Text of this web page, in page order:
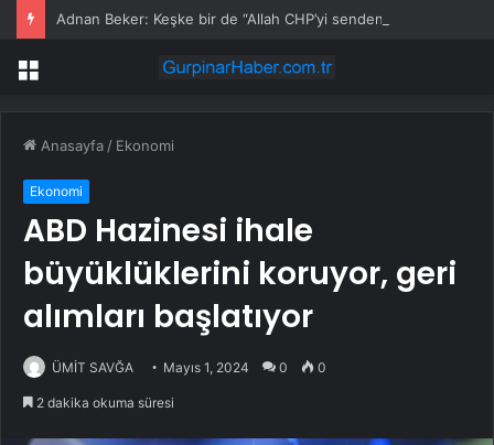
Menü
Anasayfa / Ekonomi
Ekonomi
ABD Hazinesi ihale
büyüklüklerini koruyor, geri
alımları başlatıyor
ÜMİT SAVĞA Mayıs 1, 2024 0 0
2 dakika okuma süresi